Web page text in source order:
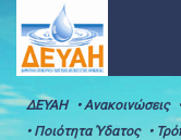
ΔΕΥΑΗ • Ανακοινώσεις
• Ποιότητα Ύδατος
•